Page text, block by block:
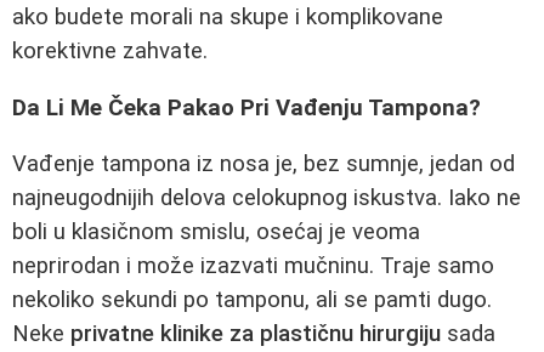
ako budete morali na skupe i komplikovane
korektivne zahvate.
Da Li Me Čeka Pakao Pri Vađenju Tampona?
Vađenje tampona iz nosa je, bez sumnje, jedan od
najneugodnijih delova celokupnog iskustva. Iako ne
boli u klasičnom smislu, osećaj je veoma
neprirodan i može izazvati mučninu. Traje samo
nekoliko sekundi po tamponu, ali se pamti dugo.
Neke privatne klinike za plastičnu hirurgiju sada